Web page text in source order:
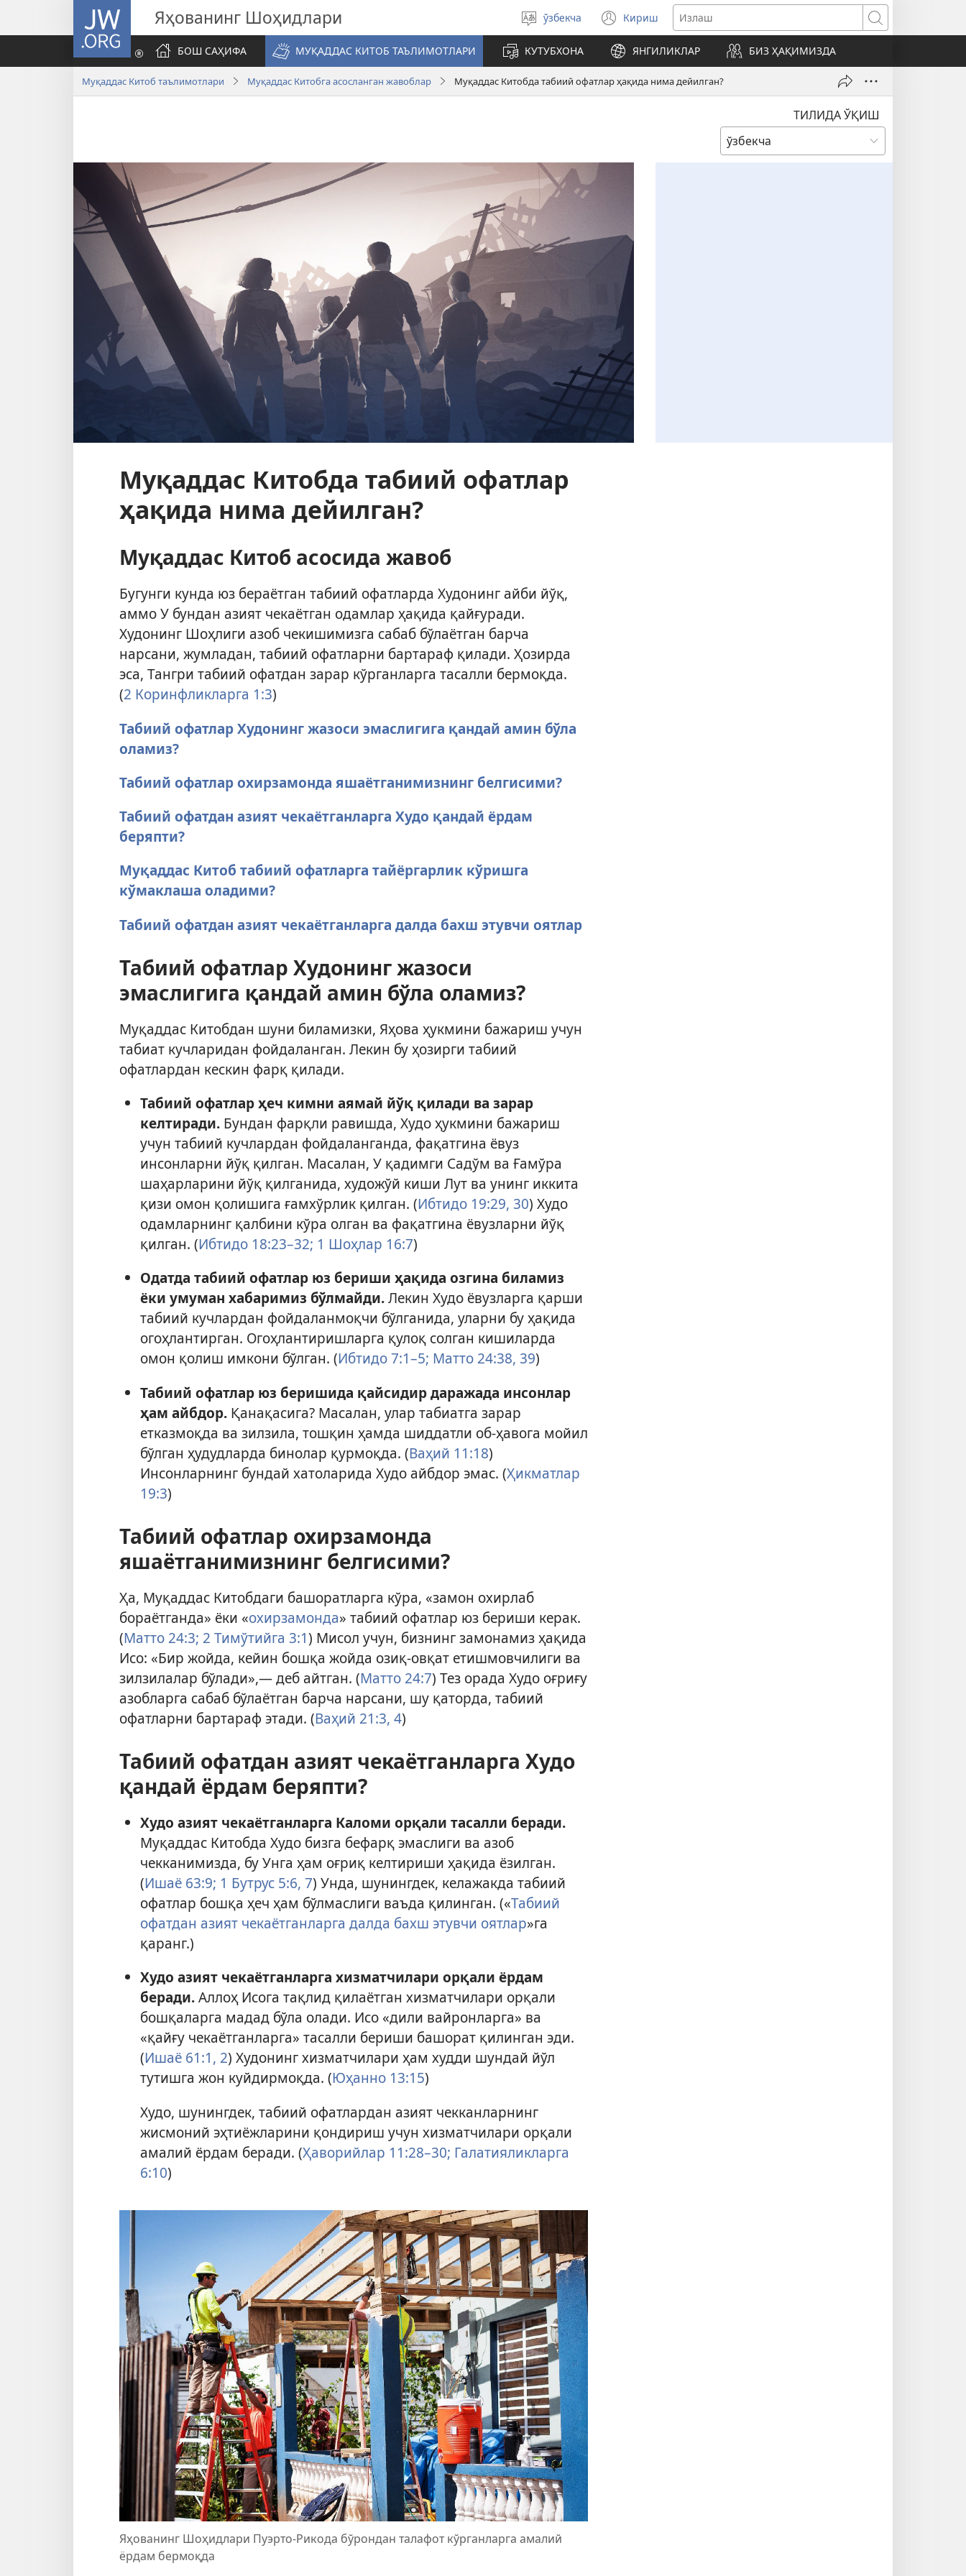
JW.ORG Яҳованинг Шоҳидлари
Тилни
танланг
ўзбекча Кириш
(янги
ойнада
очилади)
Излаш
БОШ САҲИФА
МУҚАДДАС КИТОБ ТАЪЛИМОТЛАРИ КУТУБХОНА ЯНГИЛИКЛАР БИЗ ҲАҚИМИЗДА
Муқаддас Китоб таълимотлари Муқаддас Китобга асосланган жавоблар Муқаддас Китобда табиий офатлар ҳақида нима дейилган?
ТИЛИДА ЎҚИШ
Муқаддас Китобда табиий офатлар
ҳақида нима дейилган?
Муқаддас Китоб асосида жавоб
Бугунги кунда юз бераётган табиий офатларда Худонинг айби йўқ,
аммо У бундан азият чекаётган одамлар ҳақида қайғуради.
Худонинг Шоҳлиги азоб чекишимизга сабаб бўлаётган барча
нарсани, жумладан, табиий офатларни бартараф қилади. Ҳозирда
эса, Тангри табиий офатдан зарар кўрганларга тасалли бермоқда.
(2 Коринфликларга 1:3)
Табиий офатлар Худонинг жазоси эмаслигига қандай амин бўла
оламиз?
Табиий офатлар охирзамонда яшаётганимизнинг белгисими?
Табиий офатдан азият чекаётганларга Худо қандай ёрдам
беряпти?
Муқаддас Китоб табиий офатларга тайёргарлик кўришга
кўмаклаша оладими?
Табиий офатдан азият чекаётганларга далда бахш этувчи оятлар
Табиий офатлар Худонинг жазоси
эмаслигига қандай амин бўла оламиз?
Муқаддас Китобдан шуни биламизки, Яҳова ҳукмини бажариш учун
табиат кучларидан фойдаланган. Лекин бу ҳозирги табиий
офатлардан кескин фарқ қилади.
Табиий офатлар ҳеч кимни аямай йўқ қилади ва зарар
келтиради.Бундан фарқли равишда, Худо ҳукмини бажариш
учун табиий кучлардан фойдаланганда, фақатгина ёвуз
инсонларни йўқ қилган. Масалан, У қадимги Садўм ва Ғамўра
шаҳарларини йўқ қилганида, художўй киши Лут ва унинг иккита
қизи омон қолишига ғамхўрлик қилган. (Ибтидо 19:29, 30) Худо
одамларнинг қалбини кўра олган ва фақатгина ёвузларни йўқ
қилган. (Ибтидо 18:23–32; 1 Шоҳлар 16:7)
Одатда табиий офатлар юз бериши ҳақида озгина биламиз
ёки умуман хабаримиз бўлмайди.Лекин Худо ёвузларга қарши
табиий кучлардан фойдаланмоқчи бўлганида, уларни бу ҳақида
огоҳлантирган. Огоҳлантиришларга қулоқ солган кишиларда
омон қолиш имкони бўлган. (Ибтидо 7:1–5; Матто 24:38, 39)
Табиий офатлар юз беришида қайсидир даражада инсонлар
ҳам айбдор.Қанақасига? Масалан, улар табиатга зарар
етказмоқда ва зилзила, тошқин ҳамда шиддатли об-ҳавога мойил
бўлган ҳудудларда бинолар қурмоқда. (Ваҳий 11:18)
Инсонларнинг бундай хатоларида Худо айбдор эмас. (Ҳикматлар
19:3)
Табиий офатлар охирзамонда
яшаётганимизнинг белгисими?
Ҳа, Муқаддас Китобдаги башоратларга кўра, «замон охирлаб
бораётганда» ёки «охирзамонда» табиий офатлар юз бериши керак.
(Матто 24:3; 2 Тимўтийга 3:1) Мисол учун, бизнинг замонамиз ҳақида
Исо: «Бир жойда, кейин бошқа жойда озиқ-овқат етишмовчилиги ва
зилзилалар бўлади»,— деб айтган. (Матто 24:7) Тез орада Худо оғриғу
азобларга сабаб бўлаётган барча нарсани, шу қаторда, табиий
офатларни бартараф этади. (Ваҳий 21:3, 4)
Табиий офатдан азият чекаётганларга Худо
қандай ёрдам беряпти?
Худо азият чекаётганларга Каломи орқали тасалли беради.
Муқаддас Китобда Худо бизга бефарқ эмаслиги ва азоб
чекканимизда, бу Унга ҳам оғриқ келтириши ҳақида ёзилган.
(Ишаё 63:9; 1 Бутрус 5:6, 7) Унда, шунингдек, келажакда табиий
офатлар бошқа ҳеч ҳам бўлмаслиги ваъда қилинган. («Табиий
офатдан азият чекаётганларга далда бахш этувчи оятлар»га
қаранг.)
Худо азият чекаётганларга хизматчилари орқали ёрдам
беради.Аллоҳ Исога тақлид қилаётган хизматчилари орқали
бошқаларга мадад бўла олади. Исо «дили вайронларга» ва
«қайғу чекаётганларга» тасалли бериши башорат қилинган эди.
(Ишаё 61:1, 2) Худонинг хизматчилари ҳам худди шундай йўл
тутишга жон куйдирмоқда. (Юҳанно 13:15)
Худо, шунингдек, табиий офатлардан азият чекканларнинг
жисмоний эҳтиёжларини қондириш учун хизматчилари орқали
амалий ёрдам беради. (Ҳаворийлар 11:28–30; Галатияликларга
6:10)
Яҳованинг Шоҳидлари Пуэрто-Рикода бўрондан талафот кўрганларга амалий
ёрдам бермоқда